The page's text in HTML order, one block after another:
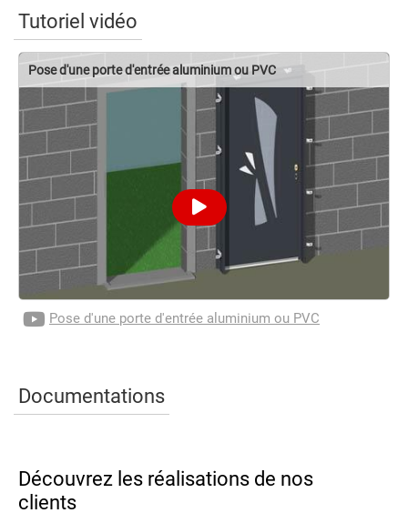
Tutoriel vidéo
Pose d'une porte d'entrée aluminium ou PVC
Pose d'une porte d'entrée aluminium ou PVC
Documentations
Découvrez les réalisations de nos
clients